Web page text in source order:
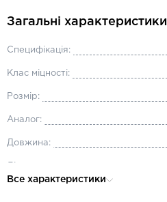
Загальні характеристики
Специфікація:
Клас міцності:
Розмір:
Аналог:
Довжина:
Все характеристики